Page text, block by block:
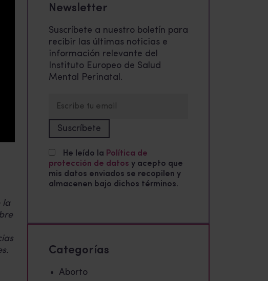
la
Newsletter
Suscríbete a nuestro boletín para
recibir las últimas noticias e
información relevante del
Instituto Europeo de Salud
Mental Perinatal.
He leído la Política de
protección de datos y acepto que
mis datos enviados se recopilen y
almacenen bajo dichos términos.
Categorías
Aborto